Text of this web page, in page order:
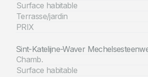
Surface habitable
Terrasse/jardin
PRIX
Sint-Katelijne-Waver
Chamb.
Surface habitable